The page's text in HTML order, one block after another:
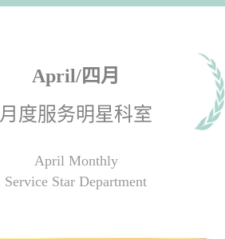
April/四月
月度服务明星科室
April Monthly
Service Star Department